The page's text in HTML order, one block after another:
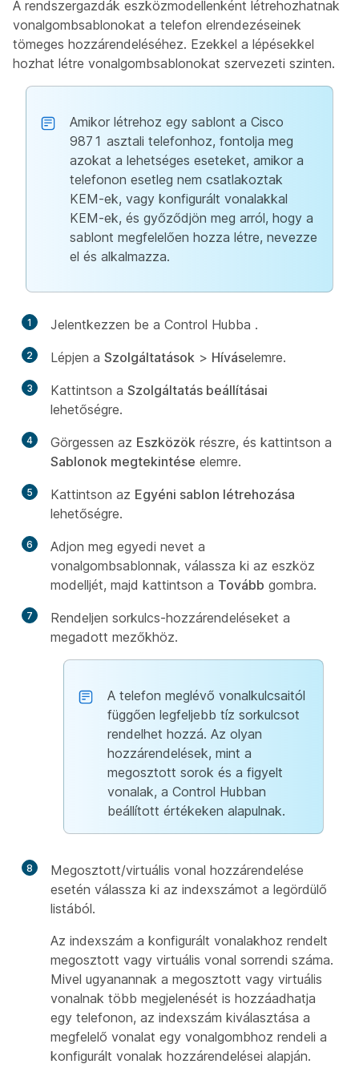
A rendszergazdák eszközmodellenként létrehozhatnak
vonalgombsablonokat a telefon elrendezéseinek
tömeges hozzárendeléséhez. Ezekkel a lépésekkel
hozhat létre vonalgombsablonokat szervezeti szinten.
Amikor létrehoz egy sablont a Cisco
9871 asztali telefonhoz, fontolja meg
azokat a lehetséges eseteket, amikor a
telefonon esetleg nem csatlakoztak
KEM-ek, vagy konfigurált vonalakkal
KEM-ek, és győződjön meg arról, hogy a
sablont megfelelően hozza létre, nevezze
el és alkalmazza.
1 Jelentkezzen be a Control Hubba .
2 Lépjen a Szolgáltatások > Híváselemre.
3 Kattintson a Szolgáltatás beállításai
lehetőségre.
4 Görgessen az Eszközök részre, és kattintson a
Sablonok megtekintése elemre.
5 Kattintson az Egyéni sablon létrehozása
lehetőségre.
6
Adjon meg egyedi nevet a
vonalgombsablonnak, válassza ki az eszköz
modelljét, majd kattintson a Tovább gombra.
7 Rendeljen sorkulcs-hozzárendeléseket a
megadott mezőkhöz.
A telefon meglévő vonalkulcsaitól
függően legfeljebb tíz sorkulcsot
rendelhet hozzá. Az olyan
hozzárendelések, mint a
megosztott sorok és a figyelt
vonalak, a Control Hubban
beállított értékeken alapulnak.
8
Megosztott/virtuális vonal hozzárendelése
esetén válassza ki az indexszámot a legördülő
listából.
Az indexszám a konfigurált vonalakhoz rendelt
megosztott vagy virtuális vonal sorrendi száma.
Mivel ugyanannak a megosztott vagy virtuális
vonalnak több megjelenését is hozzáadhatja
egy telefonon, az indexszám kiválasztása a
megfelelő vonalat egy vonalgombhoz rendeli a
konfigurált vonalak hozzárendelései alapján.